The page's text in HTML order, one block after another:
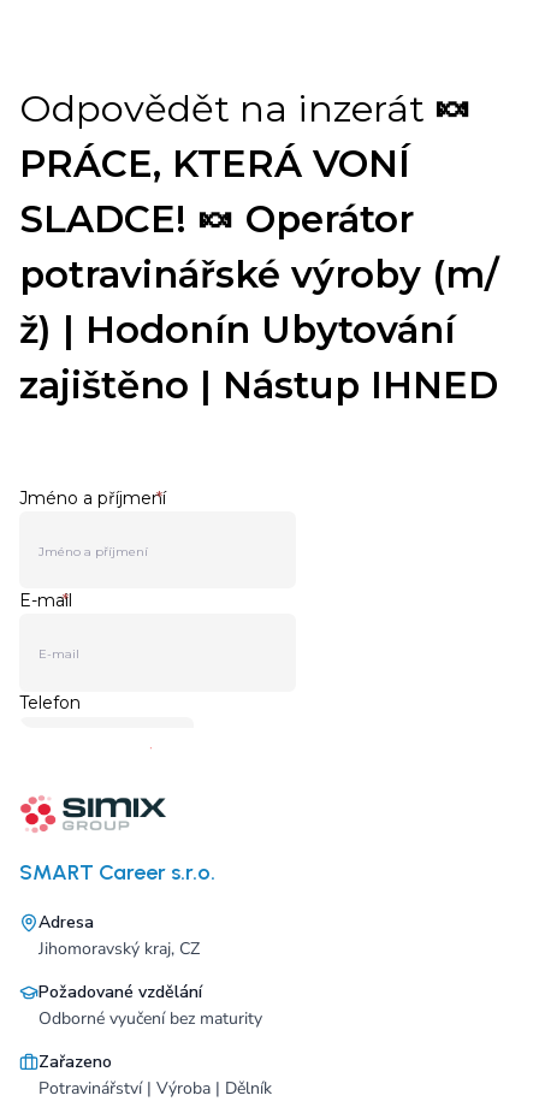
SMART Career s.r.o.
Adresa
Jihomoravský kraj, CZ
Požadované vzdělání
Odborné vyučení bez maturity
Zařazeno
Potravinářství | Výroba | Dělník